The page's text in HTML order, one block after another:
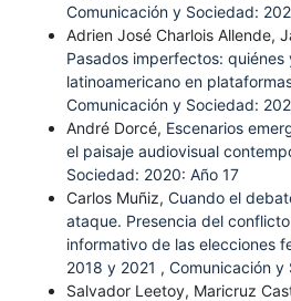
Comunicación y Sociedad:
Adrien José Charlois Allende,
Pasados imperfectos:
latinoamericano en
Comunicación y Sociedad:
André Dorcé, Escenarios
el paisaje audiovisual
Sociedad: 2020: Año 17
Carlos Muñiz, Cuando el
ataque. Presencia del
informativo de las elecciones
2018 y 2021 , Comunicación y
Salvador Leetoy, Maricruz